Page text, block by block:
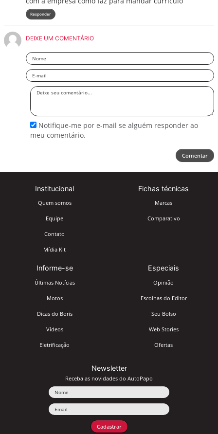
Responder
DEIXE UM COMENTÁRIO
Nome
Email
Deixe
Notifique-me por e-mail se alguém responder ao
meu comentário.
Comentar
Institucional
Quem somos
Equipe
Contato
Mídia Kit
Fichas técnicas
Marcas
Comparativo
Informe-se
Últimas Notícias
Motos
Dicas do Boris
Vídeos
Eletrificação
Especiais
Opinião
Escolhas do Editor
Seu Bolso
Web Stories
Ofertas
Newsletter
Receba as novidades do AutoPapo
Cadastrar